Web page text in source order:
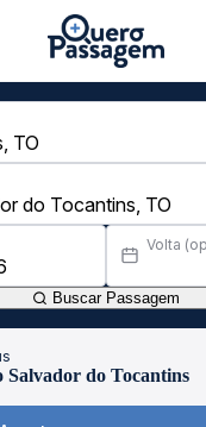
Volta
Buscar Passagem
Salvador do Tocantins